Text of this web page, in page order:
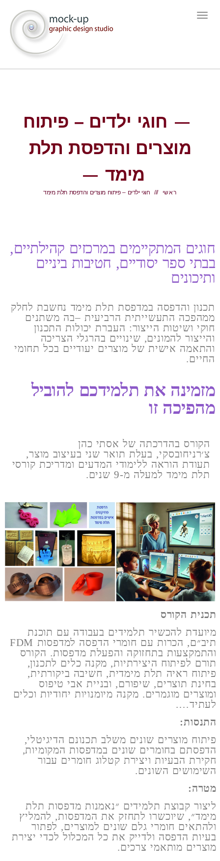
תפריט
חוגי ילדים – פיתוח
מוצרים והדפסת תלת
מימד
ראשי חוגי ילדים – פיתוח מוצרים והדפסת תלת מימד
חוגים המתקיימים במרכזים קהילתיים,
בבתי ספר יסודיים, חטיבות ביניים
ותיכונים ​
תכנון והדפסה במדפסת תלת מימד נחשבת לחלק
ממהפכה התעשייתית הרביעית –בה משתנים
חוקי ושיטות הייצור: העברת יכולות התכנון
והייצור להמונים, שינויים בהרגלי הצריכה
והתאמה אישית של מוצרים יעודיים בכל תחומי
החיים.
מזמינה את תלמידכם להוביל
מהפיכה זו
הקורס בהדרכתה של אסתי כהן
צ׳רניחובסקי, בעלת תואר שני בעיצוב מוצר,
תעודת הוראה ללימודי המדעים ומדריכת קורסי
תלת מימד למעלה מ-9 שנים.
תכנית הקורס
מיועדת להכשיר תלמידים בעבודה עם תוכנת
תיב״ם, הכרות עם חומרי הדפסה למדפסות FDM
והתמקצעות בתחזוקה והפעלת מדפסות. הקורס
תורם לפיתוח היצירתיות, מקנה כלים לתכנון,
פיתוח ראיה תלת מימדית, חשיבה ביקורתית,
בחינת תוצרים, שיפורם, ובניית אבי טיפוס
ומוצרים מוגמרים. מקנה מיומנויות יחודיות וכלים
לעתיד….
התנסות:
פיתוח מוצרים שונים משלב תכנונם הדיגיטלי,
הדפסתם בחומרים שונים במדפסות המקומיות,
חקירת הבעיות ויצירת קטלוג חומרים עבור
השימושים השונים.
מטרה:
ליצור קבוצת תלמידים ״נאמנות מדפסות תלת
מימד״, שיוכשרו לתחזק את המדפסות, להמליץ
ולהתאים חומרי גלם שונים למוצרים, לפתור
בעיות הדפסה ולדייק את כל המכלול לכדי יצירת
מוצרים מותאמי צרכים.